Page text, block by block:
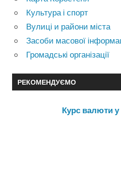
Культура і спорт
Вулиці и райони міста
Засоби масової
Громадські організації
РЕКОМЕНДУЄМО
Курс валюти у